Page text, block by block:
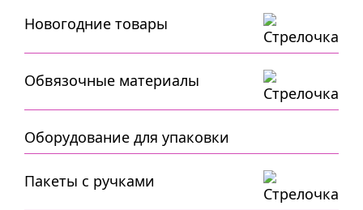
Новогодние товары
Обвязочные материалы
Оборудование для упаковки
Пакеты с ручками